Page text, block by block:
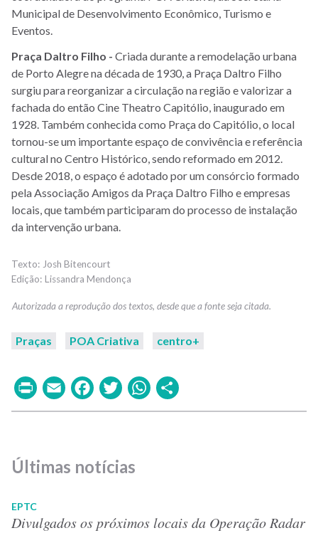
Municipal de Desenvolvimento Econômico, Turismo e
Eventos.
Praça Daltro Filho - Criada durante a remodelação urbana
de Porto Alegre na década de 1930, a Praça Daltro Filho
surgiu para reorganizar a circulação na região e valorizar a
fachada do então Cine Theatro Capitólio, inaugurado em
1928. Também conhecida como Praça do Capitólio, o local
tornou-se um importante espaço de convivência e referência
cultural no Centro Histórico, sendo reformado em 2012.
Desde 2018, o espaço é adotado por um consórcio formado
pela Associação Amigos da Praça Daltro Filho e empresas
locais, que também participaram do processo de instalação
da intervenção urbana.
Josh Bitencourt
Lissandra Mendonça
Praças POA Criativa centro+
PrintEmailFacebook
TwitterWhatsApp
Últimas notícias
EPTC
Divulgados os próximos locais da Operação Radar